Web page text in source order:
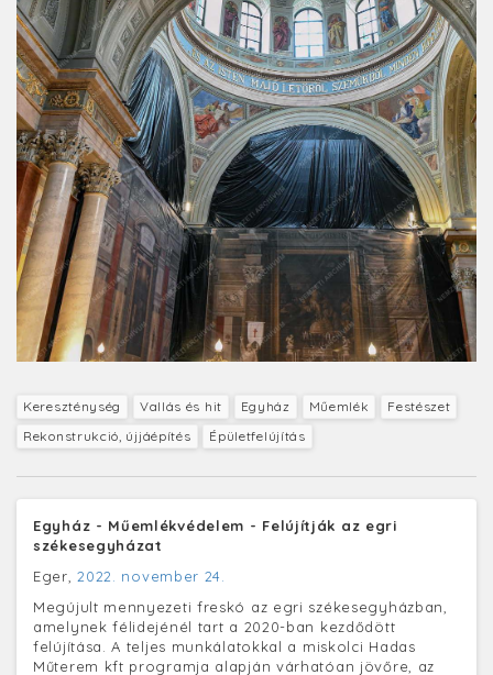
Kereszténység Vallás és hit Egyház Műemlék
Festészet
Rekonstrukció, újjáépítés
Épületfelújítás
Egyház - Műemlékvédelem - Felújítják az egri
székesegyházat
Eger,2022. november 24.
Megújult mennyezeti freskó az egri székesegyházban,
amelynek félidejénél tart a 2020-ban kezdődött
felújítása. A teljes munkálatokkal a miskolci Hadas
Műterem kft programja alapján várhatóan jövőre, az